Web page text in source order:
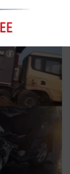
ночью на